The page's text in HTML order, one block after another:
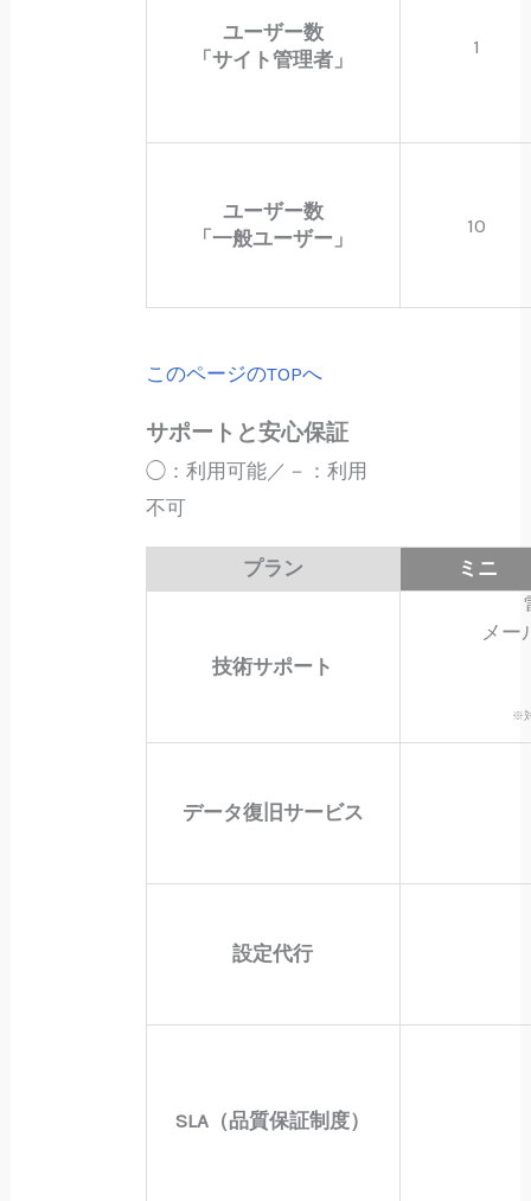
ユーザー数
「サイト管理者」
1
ユーザー数
「一般ユーザー」
10
このページのTOPへ
サポートと安心保証
◯：利用可能／－：利用
不可
プラン ミニ
技術サポート
メー
※
データ復旧サービス
設定代行
SLA（品質保証制度）